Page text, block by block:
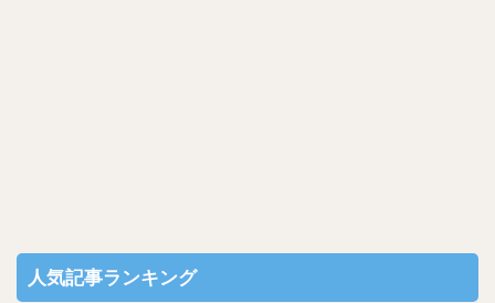
人気記事ランキング